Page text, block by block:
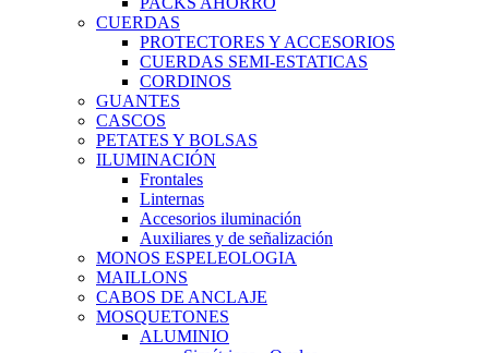
CUERDAS
PROTECTORES Y ACCESORIOS
CUERDAS SEMI-ESTATICAS
CORDINOS
GUANTES
CASCOS
PETATES Y BOLSAS
ILUMINACIÓN
Frontales
Linternas
Accesorios iluminación
Auxiliares y de señalización
MONOS ESPELEOLOGIA
MAILLONS
CABOS DE ANCLAJE
MOSQUETONES
ALUMINIO